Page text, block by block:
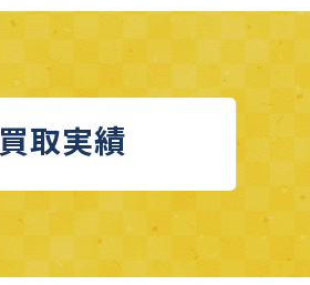
買取実績